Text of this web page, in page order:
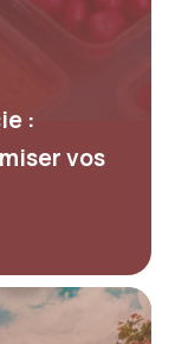
:
vos